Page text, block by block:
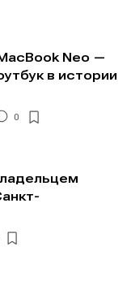
Neo —
в истории
0